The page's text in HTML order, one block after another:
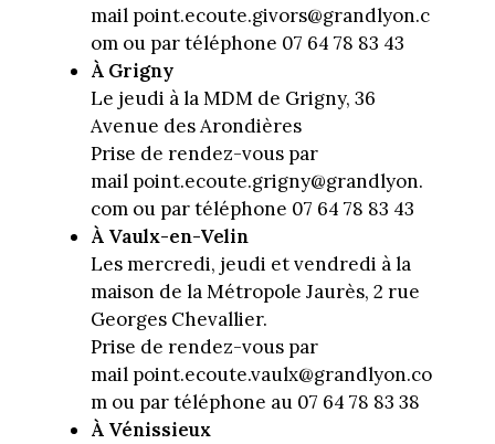
mail point.ecoute.givors@grandlyon.c
om ou par téléphone 07 64 78 83 43
À Grigny
Le jeudi à la MDM de Grigny, 36
Avenue des Arondières
Prise de rendez-vous par
mail point.ecoute.grigny@grandlyon.
com ou par téléphone 07 64 78 83 43
À Vaulx-en-Velin
Les mercredi, jeudi et vendredi à la
maison de la Métropole Jaurès, 2 rue
Georges Chevallier.
Prise de rendez-vous par
mail point.ecoute.vaulx@grandlyon.co
m ou par téléphone au 07 64 78 83 38
À Vénissieux